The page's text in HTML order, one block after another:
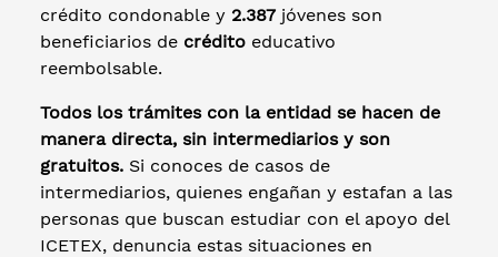
crédito condonable y 2.387 jóvenes son
beneficiarios de crédito educativo
reembolsable.
Todos los trámites con la entidad se hacen de
manera directa, sin intermediarios y son
gratuitos. Si conoces de casos de
intermediarios, quienes engañan y estafan a las
personas que buscan estudiar con el apoyo del
ICETEX, denuncia estas situaciones en